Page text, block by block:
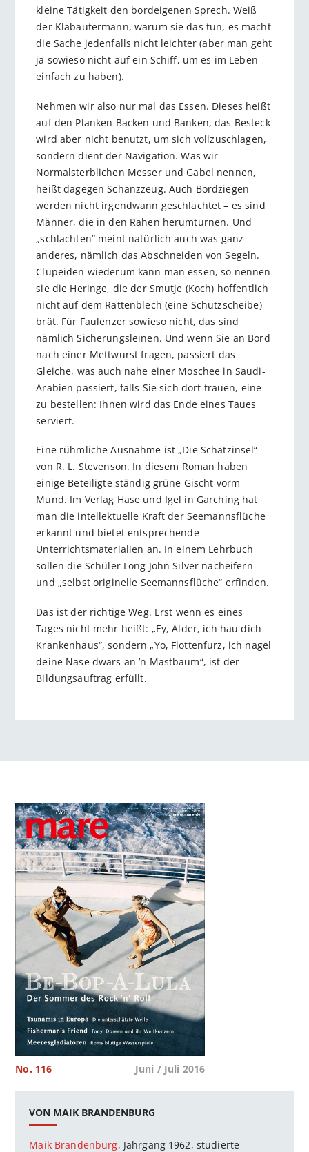
kleine Tätigkeit den bordeigenen Sprech. Weiß
der Klabautermann, warum sie das tun, es macht
die Sache jedenfalls nicht leichter (aber man geht
ja sowieso nicht auf ein Schiff, um es im Leben
einfach zu haben).
Nehmen wir also nur mal das Essen. Dieses heißt
auf den Planken Backen und Banken, das Besteck
wird aber nicht benutzt, um sich vollzuschlagen,
sondern dient der Navigation. Was wir
Normalsterblichen Messer und Gabel nennen,
heißt dagegen Schanzzeug. Auch Bordziegen
werden nicht irgendwann geschlachtet – es sind
Männer, die in den Rahen herumturnen. Und
„schlachten“ meint natürlich auch was ganz
anderes, nämlich das Abschneiden von Segeln.
Clupeiden wiederum kann man essen, so nennen
sie die Heringe, die der Smutje (Koch) hoffentlich
nicht auf dem Rattenblech (eine Schutzscheibe)
brät. Für Faulenzer sowieso nicht, das sind
nämlich Sicherungsleinen. Und wenn Sie an Bord
nach einer Mettwurst fragen, passiert das
Gleiche, was auch nahe einer Moschee in Saudi-
Arabien passiert, falls Sie sich dort trauen, eine
zu bestellen: Ihnen wird das Ende eines Taues
serviert.
Eine rühmliche Ausnahme ist „Die Schatzinsel“
von R. L. Stevenson. In diesem Roman haben
einige Beteiligte ständig grüne Gischt vorm
Mund. Im Verlag Hase und Igel in Garching hat
man die intellektuelle Kraft der Seemannsflüche
erkannt und bietet entsprechende
Unterrichtsmaterialien an. In einem Lehrbuch
sollen die Schüler Long John Silver nacheifern
und „selbst originelle Seemannsflüche“ erfinden.
Das ist der richtige Weg. Erst wenn es eines
Tages nicht mehr heißt: „Ey, Alder, ich hau dich
Krankenhaus“, sondern „Yo, Flottenfurz, ich nagel
deine Nase dwars an ’n Mastbaum“, ist der
Bildungsauftrag erfüllt.
No. 116 Juni / Juli 2016
VON MAIK BRANDENBURG
Maik Brandenburg, Jahrgang 1962, studierte